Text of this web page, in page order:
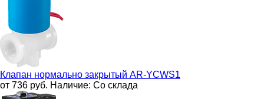
Клапан нормально закрытый AR-YCWS1
от 736 руб. Наличие: Со склада